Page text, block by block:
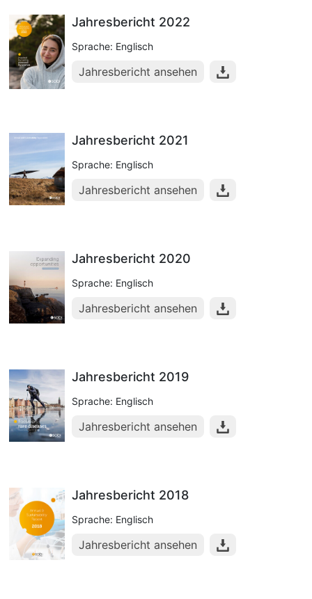
Jahresbericht 2022
Sprache: Englisch
Jahresbericht ansehen
Jahresbericht 2021
Sprache: Englisch
Jahresbericht ansehen
Jahresbericht 2020
Sprache: Englisch
Jahresbericht ansehen
Jahresbericht 2019
Sprache: Englisch
Jahresbericht ansehen
Jahresbericht 2018
Sprache: Englisch
Jahresbericht ansehen